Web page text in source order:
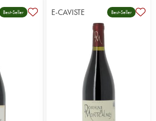
Best-Seller E-CAVISTE Best-Seller